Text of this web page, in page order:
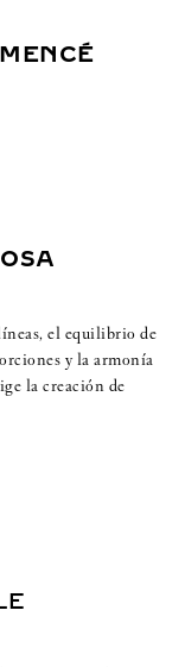
el equilibrio de
y la armonía
la creación de